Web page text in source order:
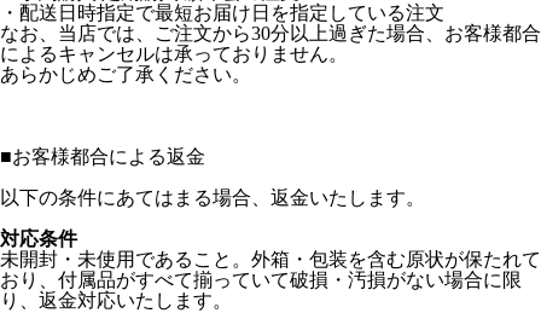
・配送日時指定で最短お届け日を指定している注文
なお、当店では、ご注文から30分以上過ぎた場合、お客様都合
によるキャンセルは承っておりません。
あらかじめご了承ください。
■お客様都合による返金
以下の条件にあてはまる場合、返金いたします。
対応条件
未開封・未使用であること。外箱・包装を含む原状が保たれて
おり、付属品がすべて揃っていて破損・汚損がない場合に限
り、返金対応いたします。